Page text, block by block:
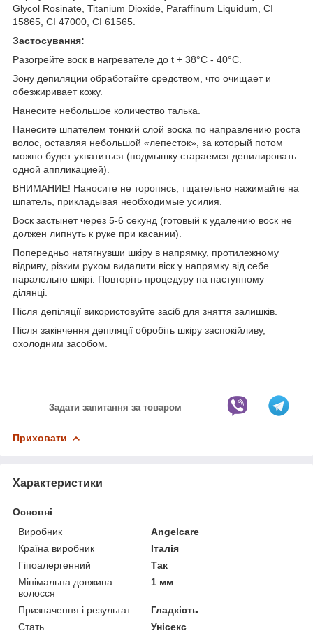
Glycol Rosinate, Titanium Dioxide, Paraffinum Liquidum, CI
15865, CI 47000, CI 61565.
Застосування:
Разогрейте воск в нагревателе до t + 38°С - 40°С.
Зону депиляции обработайте средством, что очищает и
обезжиривает кожу.
Нанесите небольшое количество талька.
Нанесите шпателем тонкий слой воска по направлению роста
волос, оставляя небольшой «лепесток», за который потом
можно будет ухватиться (подмышку стараемся депилировать
одной аппликацией).
ВНИМАНИЕ! Наносите не торопясь, тщательно нажимайте на
шпатель, прикладывая необходимые усилия.
Воск застынет через 5-6 секунд (готовый к удалению воск не
должен липнуть к руке при касании).
Попередньо натягнувши шкіру в напрямку, протилежному
відриву, різким рухом видалити віск у напрямку від себе
паралельно шкірі. Повторіть процедуру на наступному
ділянці.
Після депіляції використовуйте засіб для зняття залишків.
Після закінчення депіляції обробіть шкіру заспокійливу,
охолодним засобом.
Задати запитання за товаром
Приховати
Характеристики
Основні
Виробник
Angelcare
Країна виробник
Італія
Гіпоалергенний
Так
Мінімальна довжина
волосся
1 мм
Призначення і результат
Гладкість
Стать
Унісекс